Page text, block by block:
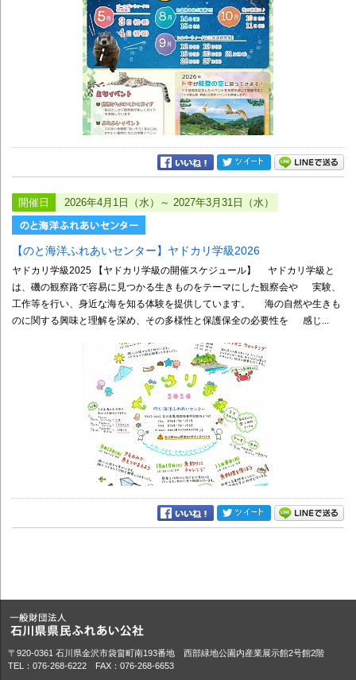
開催日 2026年4月1日（水）～ 2027年3月31日（水）
【のと海洋ふれあいセンター】ヤドカリ学級2026
ヤドカリ学級2025 【ヤドカリ学級の開催スケジュール】 ヤドカリ学級と
は、磯の観察路で容易に見つかる生きものをテーマにした観察会や 実験、
工作等を行い、身近な海を知る体験を提供しています。 海の自然や生きも
のに関する興味と理解を深め、その多様性と保護保全の必要性を 感じ...
〒920-0361 石川県金沢市袋畠町南193番地 西部緑地公園内産業展示館2号館2階
TEL：076-268-6222 FAX：076-268-6653